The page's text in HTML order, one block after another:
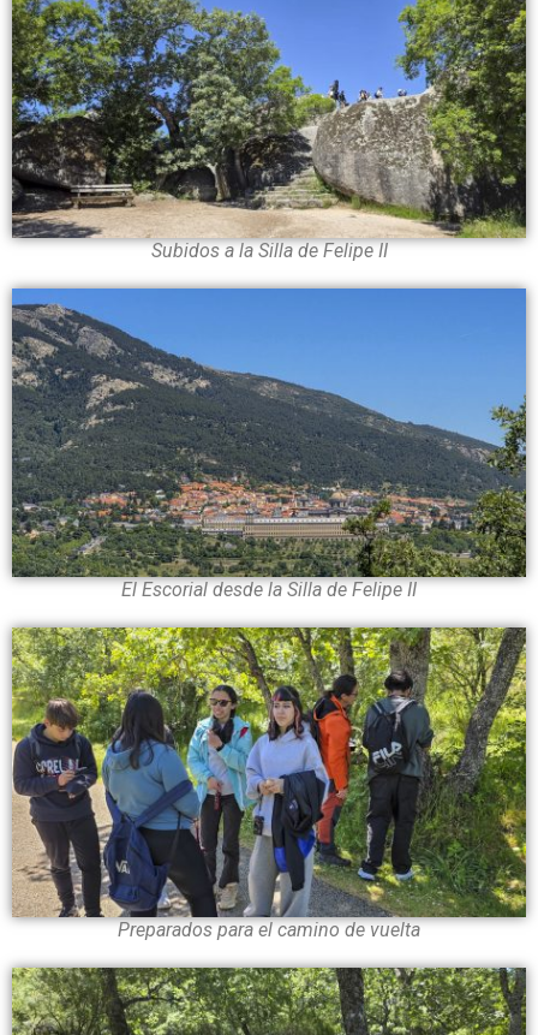
Subidos a la Silla de Felipe II
El Escorial desde la Silla de Felipe II
Preparados para el camino de vuelta